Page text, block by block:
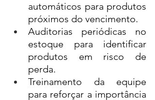
automáticos para produtos
próximos do vencimento.
Auditorias periódicas no
estoque para identificar
produtos em risco de
perda.
Treinamento da equipe
para reforçar a importância